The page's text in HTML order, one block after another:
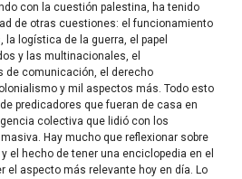
con la cuestión palestina, ha tenido
de otras cuestiones: el funcionamiento
logística de la guerra, el papel
y las multinacionales, el
de comunicación, el derecho
y mil aspectos más. Todo esto
predicadores que fueran de casa en
colectiva que lidió con los
Hay mucho que reflexionar sobre
el hecho de tener una enciclopedia en el
el aspecto más relevante hoy en día. Lo